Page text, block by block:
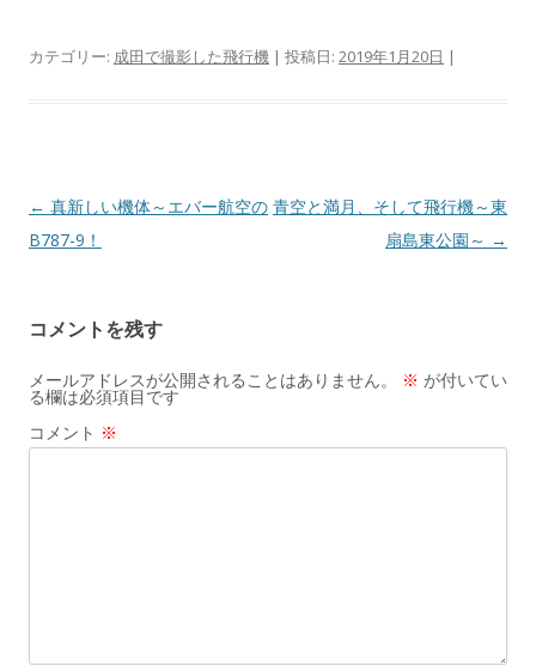
カテゴリー: 成田で撮影した飛行機 | 投稿日: 2019年1月20日 |
投
稿
ゲ
ー
シ
ョ
← 真新しい機体～エバー航空の
B787-9！
青空と満月、そして飛行機～東
扇島東公園～ →
コメントを残す
メールアドレスが公開されることはありません。 ※ が付いてい
る欄は必須項目です
コメント ※